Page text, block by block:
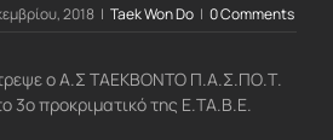
2018 | Taek Won Do | 0 Comments
ο Α.Σ ΤΑΕΚΒΟΝΤΟ Π.Α.Σ.ΠΟ.Τ.
3o προκριματικό της Ε.ΤΑ.Β.Ε.